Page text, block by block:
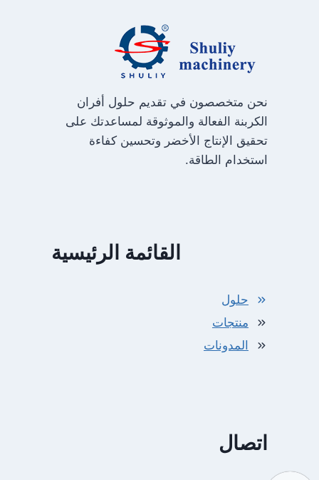
نحن متخصصون في تقديم حلول أفران
الكربنة الفعالة والموثوقة لمساعدتك على
تحقيق الإنتاج الأخضر وتحسين كفاءة
استخدام الطاقة.
القائمة الرئيسية
حلول
منتجات
المدونات
اتصال